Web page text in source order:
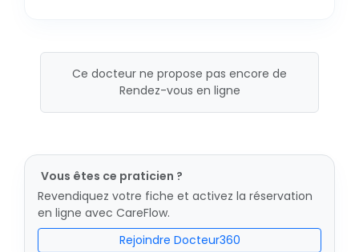
Ce docteur ne propose pas encore de
Rendez-vous en ligne
Vous êtes ce praticien ?
Revendiquez votre fiche et activez la réservation
en ligne avec CareFlow.
Rejoindre Docteur360